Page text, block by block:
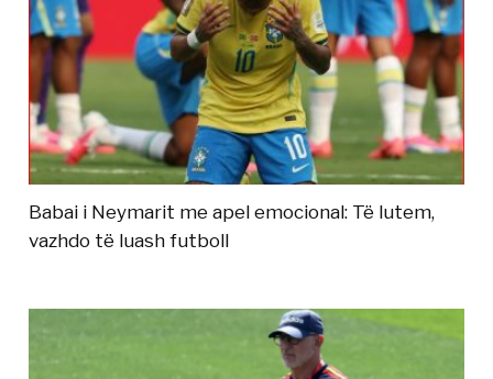
Babai i Neymarit me apel emocional: Të lutem,
vazhdo të luash futboll